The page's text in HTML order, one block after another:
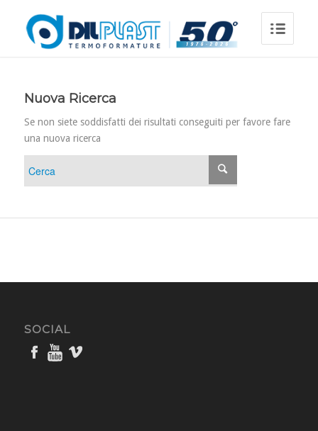
Nuova Ricerca
Se non siete soddisfatti dei risultati conseguiti per favore fare
una nuova ricerca
SOCIAL